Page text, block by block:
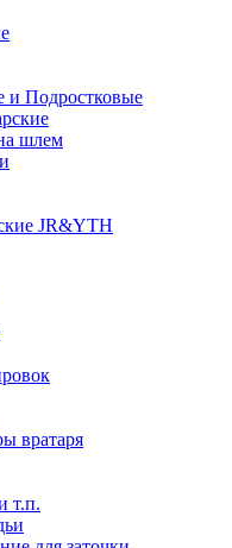
и Подростковые
шлем
JR&YTH
вратаря
т.п.